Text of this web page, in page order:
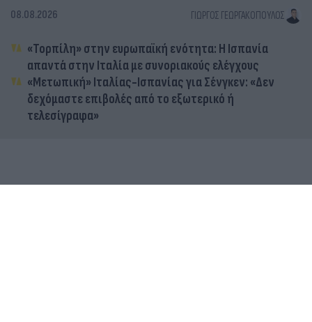
08.08.2026 ΓΙΏΡΓΟΣ ΓΕΩΡΓΑΚΌΠΟΥΛΟΣ
«Τορπίλη» στην ευρωπαϊκή ενότητα: Η Ισπανία
απαντά στην Ιταλία με συνοριακούς ελέγχους
«Μετωπική» Ιταλίας-Ισπανίας για Σένγκεν: «Δεν
δεχόμαστε επιβολές από το εξωτερικό ή
τελεσίγραφα»